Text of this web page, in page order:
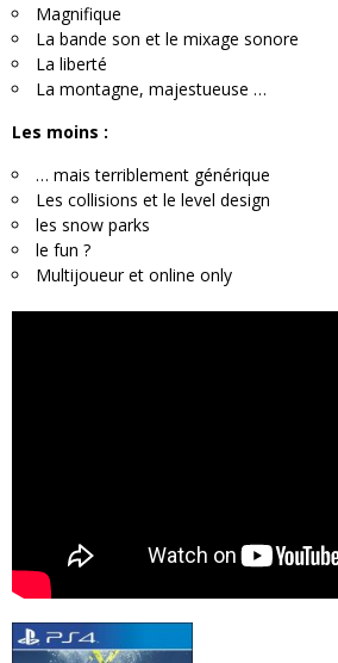
Magnifique
La bande son et le mixage sonore
La liberté
La montagne, majestueuse …
Les moins :
… mais terriblement générique
Les collisions et le level design
les snow parks
le fun ?
Multijoueur et online only